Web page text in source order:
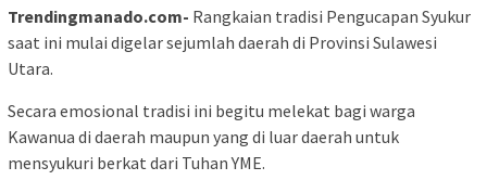
Trendingmanado.com- Rangkaian tradisi Pengucapan Syukur
saat ini mulai digelar sejumlah daerah di Provinsi Sulawesi
Utara.
Secara emosional tradisi ini begitu melekat bagi warga
Kawanua di daerah maupun yang di luar daerah untuk
mensyukuri berkat dari Tuhan YME.